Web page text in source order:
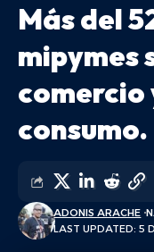
Más del
mipymes
comercio
consumo.
LAST UPDATED: 5
ADONIS ARACHE